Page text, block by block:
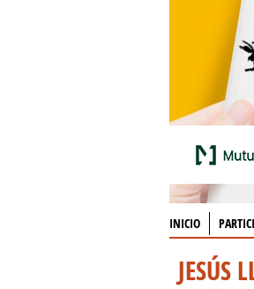
INICIO
JESÚS